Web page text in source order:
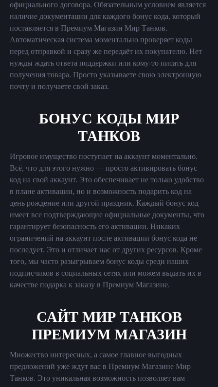
официального договора. Обязательным условием является
наличие документации для каждого бонус кода, который
поставляется в Премиум Магазин Мир Танков.
Автоматическая система моментально проверяет коды
перед отправкой и сразу же передаёт их покупателю. Нет
нужды ждать ответа поддержки или кому-то писать для
получения товара. Просто указываете свою электронную
почту и получаете свой заказ.
БОНУС КОДЫ МИР
ТАНКОВ
Игровое имущество поступает на аккаунт моментально.
Всё, что для этого нужно — просто активировать бонус
код на свой аккаунт. Это обеспечивает не только удобство
в плане активации, но и возможность подарить код на
день рождение или другой праздник. Каждый бонус код
имеет все подтверждающие официальные документы, что
гарантирует безопасность его активации. Никаких
ограничений на аккаунт после активации бонус кода не
последует. Это и отличает нас от других ресурсов. Кроме
того, мы часто разыгрываем бонус коды среди наших
подписчиков в социальных сетях или можем выдать их в
качестве подарка к заказу в Премиум Магазине.
САЙТ МИР ТАНКОВ
ПРЕМИУМ МАГАЗИН
Множество интересных, а самое главное выгодных
предложений уже ждут вас в Премиум Магазине Мир
Танков. Это уникальная возможность позволяет вам